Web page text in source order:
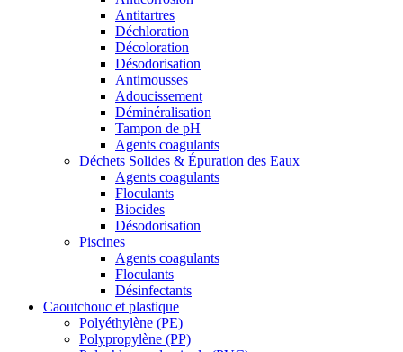
Antitartres
Déchloration
Décoloration
Désodorisation
Antimousses
Adoucissement
Déminéralisation
Tampon de pH
Agents coagulants
Déchets Solides & Épuration des Eaux
Agents coagulants
Floculants
Biocides
Désodorisation
Piscines
Agents coagulants
Floculants
Désinfectants
Caoutchouc et plastique
Polyéthylène (PE)
Polypropylène (PP)